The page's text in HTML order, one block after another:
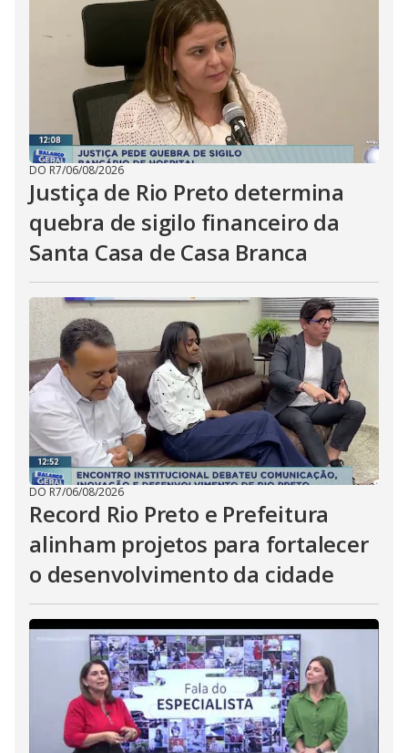
DO R7/06/08/2026
Justiça de Rio Preto determina
quebra de sigilo financeiro da
Santa Casa de Casa Branca
DO R7/06/08/2026
Record Rio Preto e Prefeitura
alinham projetos para fortalecer
o desenvolvimento da cidade